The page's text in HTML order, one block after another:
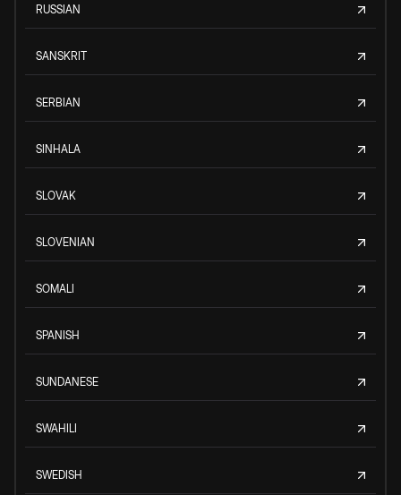
RUSSIAN
SANSKRIT
SERBIAN
SINHALA
SLOVAK
SLOVENIAN
SOMALI
SPANISH
SUNDANESE
SWAHILI
SWEDISH